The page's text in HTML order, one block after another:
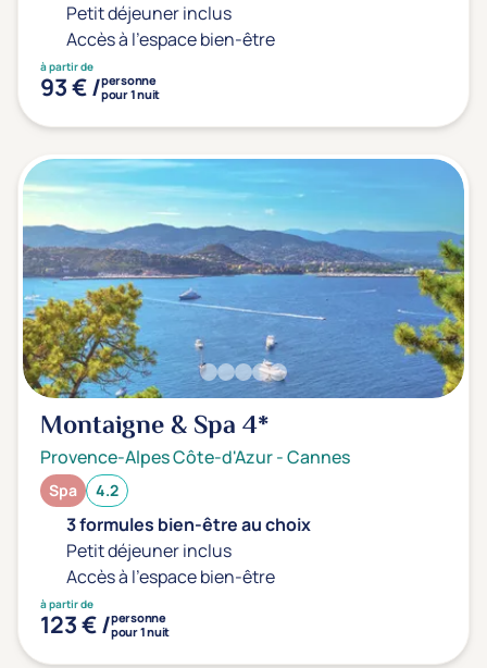
Petit déjeuner inclus
Accès à l'espace bien-être
à partir de
93 € /personne
pour 1 nuit
Montaigne & Spa4*
Provence-Alpes Côte-d'Azur-Cannes
Spa 4.2
3 formules bien-être au choix
Petit déjeuner inclus
Accès à l'espace bien-être
à partir de
123 € /personne
pour 1 nuit